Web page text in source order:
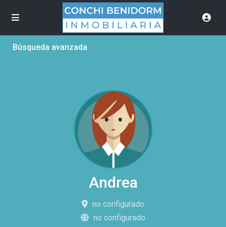
Búsqueda avanzada
Andrea
no configurado
no configurado